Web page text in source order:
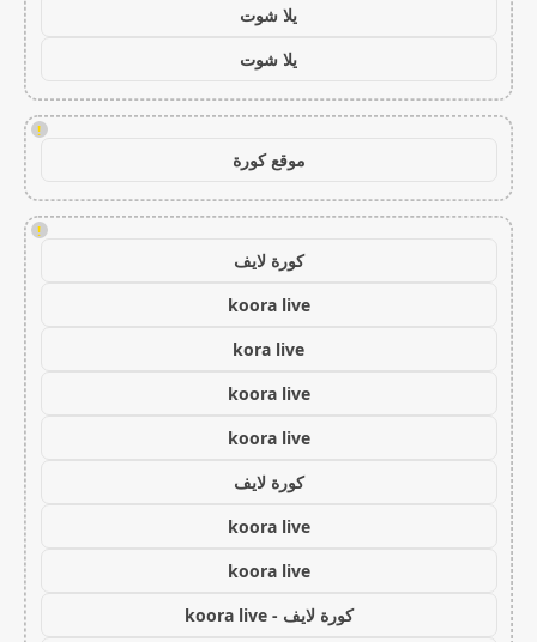
يلا شوت
يلا شوت
!
موقع كورة
!
كورة لايف
koora live
kora live
koora live
koora live
كورة لايف
koora live
koora live
كورة لايف - koora live